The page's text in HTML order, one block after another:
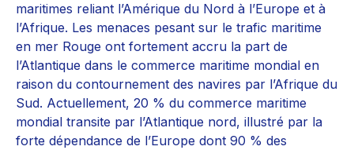
maritimes reliant l’Amérique du Nord à l’Europe et à
l’Afrique. Les menaces pesant sur le trafic maritime
en mer Rouge ont fortement accru la part de
l’Atlantique dans le commerce maritime mondial en
raison du contournement des navires par l’Afrique du
Sud. Actuellement, 20 % du commerce maritime
mondial transite par l’Atlantique nord, illustré par la
forte dépendance de l’Europe dont 90 % des